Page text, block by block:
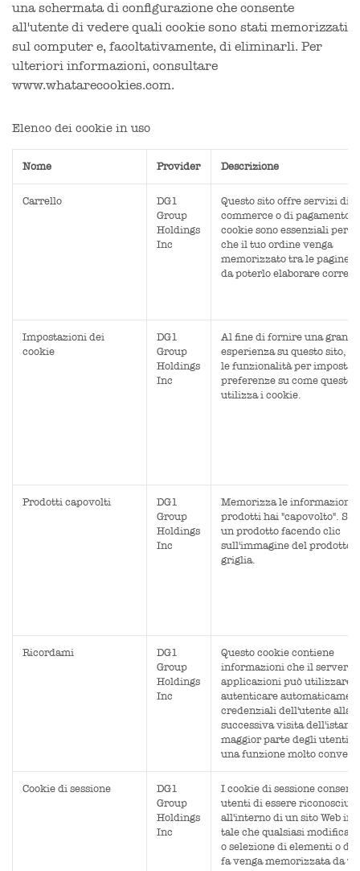
una schermata di configurazione che consente
all'utente di vedere quali cookie sono stati memorizzati
sul computer e, facoltativamente, di eliminarli. Per
ulteriori informazioni, consultare
www.whatarecookies.com.
Elenco dei cookie in uso
Nome Provider Descrizione
Carrello
DG1
Group
Holdings
Inc
Questo sito offre servizi di e-
commerce o di pagamento
cookie sono essenziali per
che il tuo ordine venga
memorizzato tra le pagine
da poterlo elaborare
Impostazioni dei
cookie
DG1
Group
Holdings
Inc
Al fine di fornire una grande
esperienza su questo sito,
le funzionalità per
preferenze su come questo
utilizza i cookie.
Prodotti capovolti
DG1
Group
Holdings
Inc
Memorizza le informazioni
prodotti hai "capovolto". Si
un prodotto facendo clic
sull'immagine del prodotto
griglia.
Ricordami
DG1
Group
Holdings
Inc
Questo cookie contiene
informazioni che il server
applicazioni può utilizzare
autenticare
credenziali dell'utente alla
successiva visita
maggior parte degli utenti,
una funzione molto
Cookie di sessione
DG1
Group
Holdings
Inc
I cookie di sessione
utenti di essere riconosciuti
all'interno di un sito Web in
tale che qualsiasi modifica
o selezione di elementi o
fa venga memorizzata da